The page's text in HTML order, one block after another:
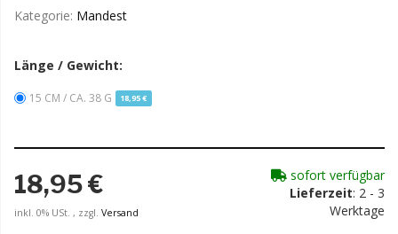
Kategorie: Mandest
Länge / Gewicht:
15 CM / CA. 38 G 18,95 €
18,95 €
inkl. 0% USt. , zzgl. Versand
sofort verfügbar
Lieferzeit: 2 - 3
Werktage